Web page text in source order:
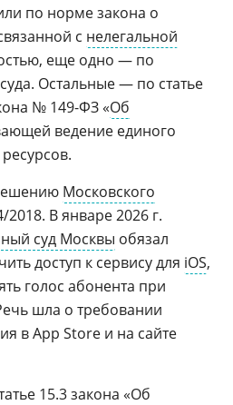
по норме закона о
с нелегальной
еще одно — по
Остальные — по статье
№ 149-ФЗ «Об
ведение единого
ресурсов.
Московского
В январе 2026 г.
суд Москвы обязал
доступ к сервису для iOS,
голос абонента при
шла о требовании
в App Store и на сайте
15.3 закона «Об